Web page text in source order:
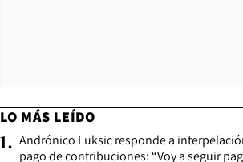
LO MÁS LEÍDO
1. Andrónico Luksic responde a
pago de contribuciones: “Voy a seguir